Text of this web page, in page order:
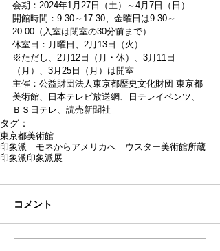
会期： 2024年1月27日（土）～4月7日（日）
開館時間： 9:30～17:30、金曜日は9:30～
20:00（入室は閉室の30分前まで）
休室日：月曜日、2月13日（火）
※ただし、2月12日（月・休）、3月11日
（月）、3月25日（月）は開室
主催： 公益財団法人東京都歴史文化財団 東京都
美術館、日本テレビ放送網、日テレイベンツ、
ＢＳ日テレ、読売新聞社
タグ：
東京都美術館
印象派 モネからアメリカへ ウスター美術館所蔵
印象派印象派展
コメント